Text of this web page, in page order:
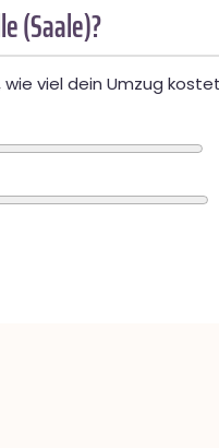
(Saale)?
viel dein Umzug